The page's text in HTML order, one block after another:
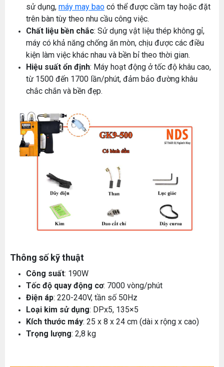
sử dụng, máy may bao có thể được cầm tay hoặc đặt
trên bàn tùy theo nhu cầu công việc.
Chất liệu bền chắc: Sử dụng vật liệu thép không gỉ,
máy có khả năng chống ăn mòn, chịu được các điều
kiện làm việc khác nhau và bền bỉ theo thời gian.
Hiệu suất ổn định: Máy hoạt động ở tốc độ khâu cao,
từ 1500 đến 1700 lần/phút, đảm bảo đường khâu
chắc chắn và bền đẹp.
Thông số kỹ thuật
Công suất: 190W
Tốc độ quay động cơ: 7000 vòng/phút
Điện áp: 220-240V, tần số 50Hz
Loại kim sử dụng: DPx5, 135×5
Kích thước máy: 25 x 8 x 24 cm (dài x rộng x cao)
Trọng lượng: 2,8 kg